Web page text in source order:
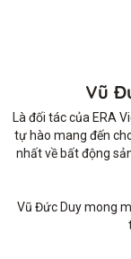
Vũ
Là đối tác của ERA
tự hào mang đến
nhất về bất động
Vũ Đức Duy mong